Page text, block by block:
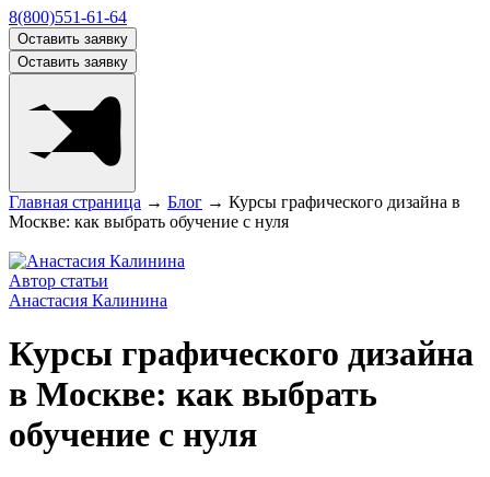
8(800)551-61-64
Оставить заявку
Оставить заявку
Главная страница → Блог → Курсы графического дизайна в
Москве: как выбрать обучение с нуля
Автор статьи
Анастасия Калинина
Курсы графического дизайна
в Москве: как выбрать
обучение с нуля